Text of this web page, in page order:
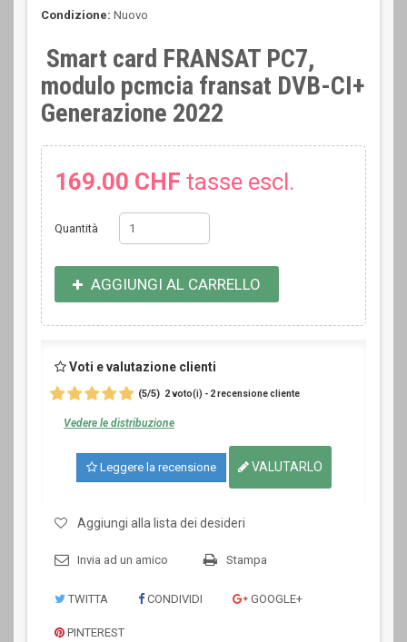
Condizione: Nuovo
Smart card FRANSAT PC7,
modulo pcmcia fransat DVB-CI+
Generazione 2022
169.00 CHF tasse escl.
Quantità
AGGIUNGI AL CARRELLO
Voti e valutazione clienti
(5/5) 2voto(i) - 2recensione cliente
Vedere le distribuzione
Leggere la recensione VALUTARLO
Aggiungi alla lista dei desideri
Invia ad un amico Stampa
TWITTA CONDIVIDI GOOGLE+
PINTEREST